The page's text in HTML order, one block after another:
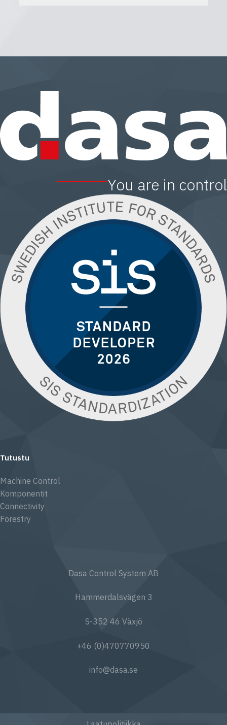
You are in control
Tutustu
Machine Control
Komponentit
Connectivity
Forestry
Dasa Control System AB
Hammerdalsvägen 3
S-352 46 Växjö
+46 (0)470770950
info@dasa.se